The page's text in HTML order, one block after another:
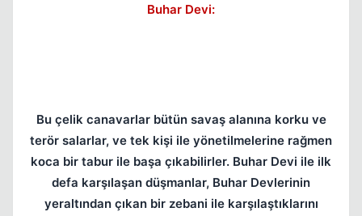
Buhar Devi:
Bu çelik canavarlar bütün savaş alanına korku ve
terör salarlar, ve tek kişi ile yönetilmelerine rağmen
koca bir tabur ile başa çıkabilirler. Buhar Devi ile ilk
defa karşılaşan düşmanlar, Buhar Devlerinin
yeraltından çıkan bir zebani ile karşılaştıklarını